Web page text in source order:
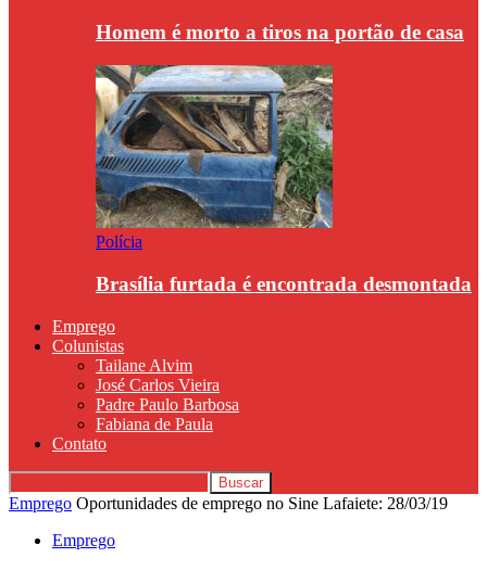
Homem é morto a tiros na portão de casa
Polícia
Brasília furtada é encontrada desmontada
Emprego
Colunistas
Tailane Alvim
José Carlos Vieira
Padre Paulo Barbosa
Fabiana de Paula
Contato
Emprego Oportunidades de emprego no Sine Lafaiete: 28/03/19
Emprego